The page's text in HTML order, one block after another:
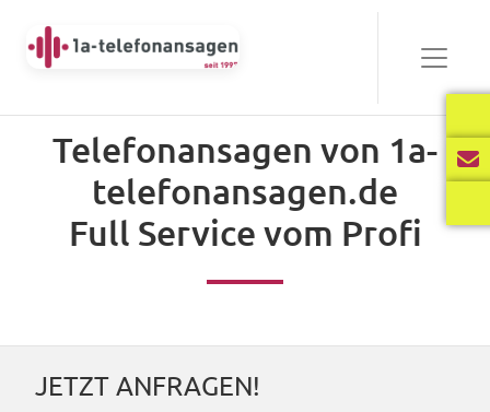
Bewährt
Player
00:00
Player
Telefonansagen von 1a-
telefonansagen.de
Full Service vom Profi
JETZT ANFRAGEN!